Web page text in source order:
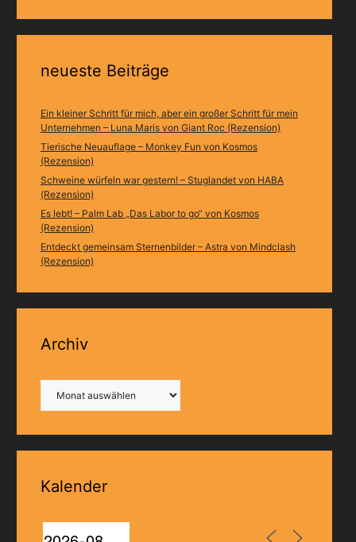
neueste Beiträge
Ein kleiner Schritt für mich, aber ein großer Schritt für mein
Unternehmen – Luna Maris von Giant Roc (Rezension)
Tierische Neuauflage – Monkey Fun von Kosmos
(Rezension)
Schweine würfeln war gestern! – Stuglandet von HABA
(Rezension)
Es lebt! – Palm Lab „Das Labor to go“ von Kosmos
(Rezension)
Entdeckt gemeinsam Sternenbilder – Astra von Mindclash
(Rezension)
Archiv
Kalender